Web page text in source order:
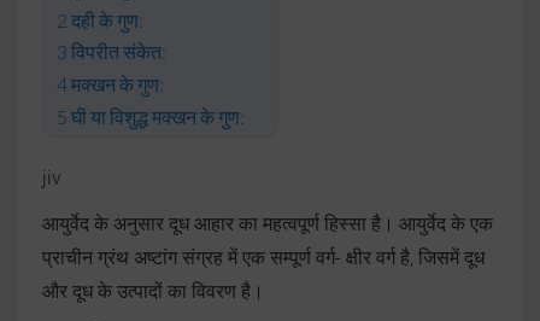
दही के गुण:
विपरीत संकेत:
मक्खन के गुण:
घी या विशुद्ध मक्खन के गुण:
jiv
आयुर्वेद के अनुसार दूध आहार का महत्वपूर्ण हिस्सा है। आयुर्वेद के एक
प्राचीन ग्रंथ अष्टांग संग्रह में एक सम्पूर्ण वर्ग- क्षीर वर्ग है, जिसमें दूध
और दूध के उत्पादों का विवरण है।